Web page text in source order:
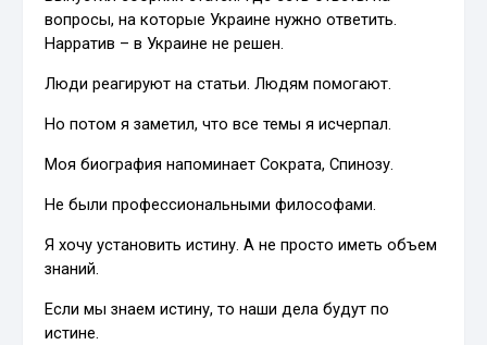
вопросы, на которые Украине нужно ответить.
Нарратив – в Украине не решен.
Люди реагируют на статьи. Людям помогают.
Но потом я заметил, что все темы я исчерпал.
Моя биография напоминает Сократа, Спинозу.
Не были профессиональными философами.
Я хочу установить истину. А не просто иметь объем
знаний.
Если мы знаем истину, то наши дела будут по
истине.